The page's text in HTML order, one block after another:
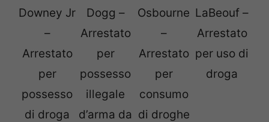
Downey Jr
–
Arrestato
per
possesso
di droga
Dogg –
Arrestato
per
possesso
illegale
d’arma da
Osbourne
–
Arrestato
per
consumo
di droghe
LaBeouf –
Arrestato
per uso di
droga